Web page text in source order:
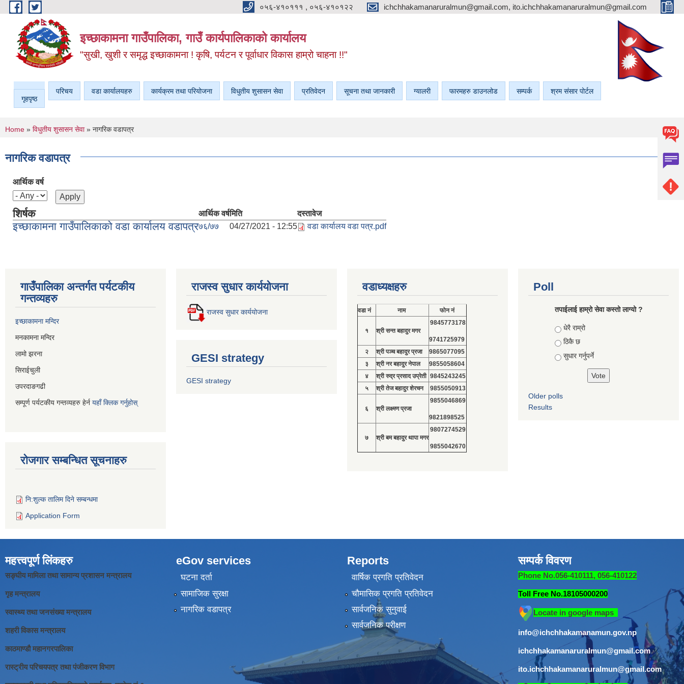
Skip to main content ०५६-४१०१११ , ०५६-४१०१२२ ichchhakamanaruralmun@gmail.com, ito.ichchhakamanaruralmun@gmail.com
इच्छाकामना गाउँपालिका, गाउँ कार्यपालिकाको कार्यालय
"सुखी, खुशी र समृद्ध इच्छाकामना ! कृषि, पर्यटन र पूर्वाधार विकास हाम्रो चाहना !!"
गृहपृष्ठ
परिचय वडा कार्यालयहरु कार्यक्रम तथा परियोजना विधुतीय शुसासन सेवा प्रतिवेदन सूचना तथा जानकारी ग्यालरी फारमहरु डाउनलोड सम्पर्क श्रम संसार पोर्टल
You are here
Home » विधुतीय शुसासन सेवा» नागरिक वडापत्र
नागरिक वडापत्र
आर्थिक वर्ष
शिर्षक आर्थिक वर्षमिति दस्तावेज
इच्छाकामना गाउँपालिकाको वडा कार्यालय वडापत्र७६/७७ 04/27/2021 - 12:55 वडा कार्यालय वडा पत्र.pdf
गाउँपालिका अन्तर्गत पर्यटकीय
गन्तव्यहरु
इच्छाकामना मन्दिर
मनकामना मन्दिर
लामो झरना
सिराईचुली
उपरदाङगढी
सम्पूर्ण पर्यटकीय गन्तव्यहरु हेर्न यहाँ क्लिक गर्नुहोस्
रोजगार सम्बन्धित सूचनाहरु
नि:शुल्क तालिम दिने सम्बन्धमा
Application Form
राजस्व सुधार कार्ययोजना
राजस्व सुधार कार्ययोजना
GESI strategy
GESI strategy
वडाध्यक्षहरु
वडा नं नाम फोन नं
१ श्री सन्त बहादुर मगर
9845773178
9741725979
२
श्री पञ्च बहादुर प्रजा
9865077095
३
श्री नर बहादुर नेपाल
9855058604
४
श्री रुद्र प्रसाद उप्रेती 9845243245
५
श्री तेज बहादुर शेरचन 9855050913
६ श्री लक्ष्मण प्रजा
9855046869
9821898525
७ श्री बम बहादुर थापा मगर
9807274529
9855042670
Poll
तपाईलाई हाम्रो सेवा कस्तो लाग्यो ?
Choices
धेरै राम्रो
ठिकै छ
सुधार गर्नुपर्ने
Older polls
Results
महत्त्वपूर्ण लिंकहरु
सङ्घीय मामिला तथा सामान्य प्रशासन मन्त्रालय
गृह मन्त्रालय
स्वास्थ्य तथा जनसंख्या मन्त्रालय
शहरी विकास मन्त्रालय
काठमाण्डौ महानगरपालिका
रास्ट्रीय परिचयपत्र तथा पंजीकरण विभाग
eGov services
घटना दर्ता
सामाजिक सुरक्षा
नागरिक वडापत्र
Reports
वार्षिक प्रगति प्रतिवेदन
चौमासिक प्रगति प्रतिवेदन
सार्वजनिक सुनुवाई
सार्वजनिक परीक्षण
सम्पर्क विवरण
Phone No.056-410111, 056-410122
Toll Free No.18105000200
Locate in google maps
info@ichchhakamanamun.gov.np
ichchhakamanaruralmun@gmail.com
ito.ichchhakamanaruralmun@gmail.com​